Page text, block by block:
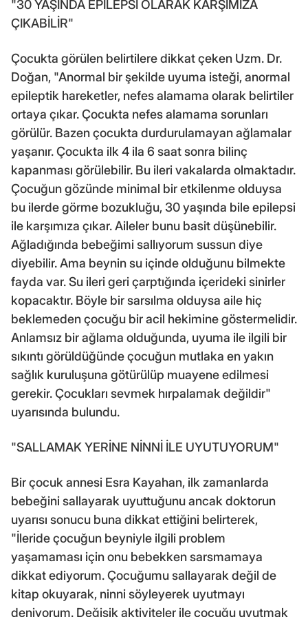
"30 YAŞINDA EPİLEPSİ OLARAK KARŞIMIZA
ÇIKABİLİR"
Çocukta görülen belirtilere dikkat çeken Uzm. Dr.
Doğan, "Anormal bir şekilde uyuma isteği, anormal
epileptik hareketler, nefes alamama olarak belirtiler
ortaya çıkar. Çocukta nefes alamama sorunları
görülür. Bazen çocukta durdurulamayan ağlamalar
yaşanır. Çocukta ilk 4 ila 6 saat sonra bilinç
kapanması görülebilir. Bu ileri vakalarda olmaktadır.
Çocuğun gözünde minimal bir etkilenme olduysa
bu ilerde görme bozukluğu, 30 yaşında bile epilepsi
ile karşımıza çıkar. Aileler bunu basit düşünebilir.
Ağladığında bebeğimi sallıyorum sussun diye
diyebilir. Ama beynin su içinde olduğunu bilmekte
fayda var. Su ileri geri çarptığında içerideki sinirler
kopacaktır. Böyle bir sarsılma olduysa aile hiç
beklemeden çocuğu bir acil hekimine göstermelidir.
Anlamsız bir ağlama olduğunda, uyuma ile ilgili bir
sıkıntı görüldüğünde çocuğun mutlaka en yakın
sağlık kuruluşuna götürülüp muayene edilmesi
gerekir. Çocukları sevmek hırpalamak değildir"
uyarısında bulundu.
"SALLAMAK YERİNE NİNNİ İLE UYUTUYORUM"
Bir çocuk annesi Esra Kayahan, ilk zamanlarda
bebeğini sallayarak uyuttuğunu ancak doktorun
uyarısı sonucu buna dikkat ettiğini belirterek,
"İleride çocuğun beyniyle ilgili problem
yaşamaması için onu bebekken sarsmamaya
dikkat ediyorum. Çocuğumu sallayarak değil de
kitap okuyarak, ninni söyleyerek uyutmayı
deniyorum. Değişik aktiviteler ile çocuğu uyutmak